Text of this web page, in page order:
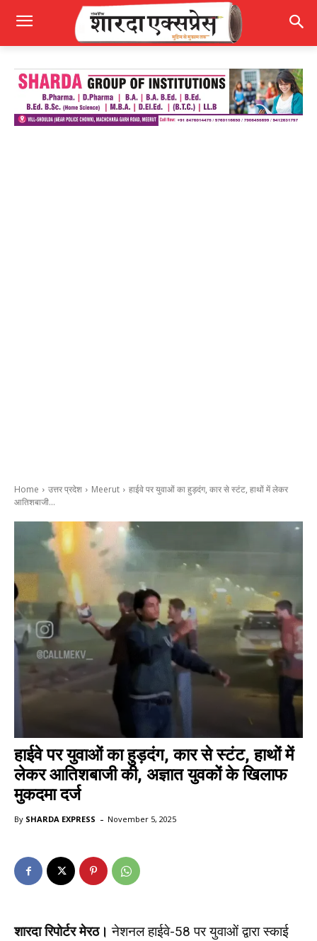
Home उत्तर प्रदेश Meerut
हाईवे पर युवाओं का हुड़दंग, कार से स्टंट, हाथों में लेकर
आतिशबाजी...
हाईवे पर युवाओं का हुड़दंग, कार से स्टंट, हाथों में
लेकर आतिशबाजी की, अज्ञात युवकों के खिलाफ
मुकदमा दर्ज
By SHARDA EXPRESS - November 5, 2025
शारदा रिपोर्टर मेरठ। नेशनल हाईवे-58 पर युवाओं द्वारा स्काई